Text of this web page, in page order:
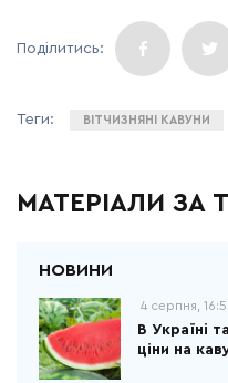
ВІТЧИЗНЯНІ КАВУНИ
МАТЕРІАЛИ ЗА
4 серпня,
В Україні
ціни на